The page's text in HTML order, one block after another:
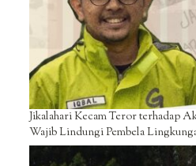
Jikalahari Kecam Teror terhadap
Wajib Lindungi Pembela